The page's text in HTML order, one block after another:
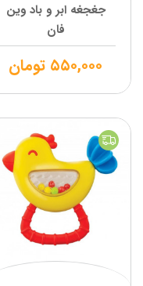
جغجغه ابر و باد وین
فان
۵۵۰,۰۰۰ تومان